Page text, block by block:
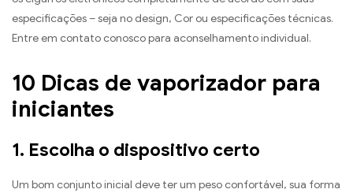
especificações – seja no design, Cor ou especificações técnicas.
Entre em contato conosco para aconselhamento individual.
10 Dicas de vaporizador para
iniciantes
1. Escolha o dispositivo certo
Um bom conjunto inicial deve ter um peso confortável, sua forma